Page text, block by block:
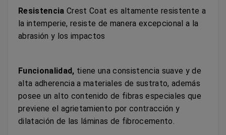
Resistencia Crest Coat es altamente resistente a
la intemperie, resiste de manera excepcional a la
abrasión y los impactos
Funcionalidad, tiene una consistencia suave y de
alta adherencia a materiales de sustrato, además
posee un alto contenido de fibras especiales que
previene el agrietamiento por contracción y
dilatación de las láminas de fibrocemento.